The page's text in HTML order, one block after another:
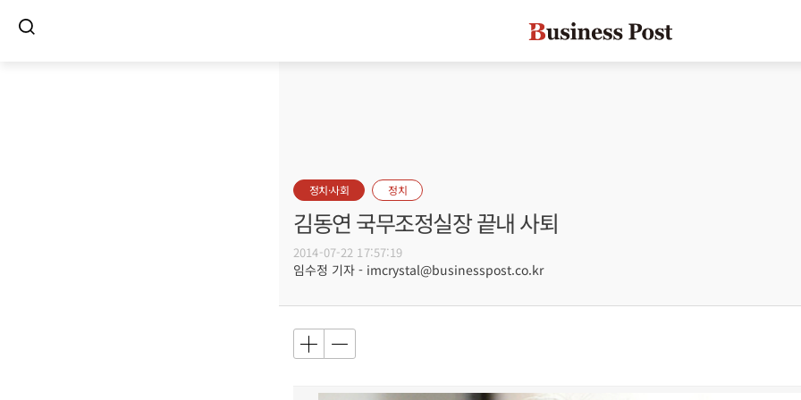
정치·사회 정치
김동연 국무조정실장 끝내 사퇴
2014-07-22 17:57:19
임수정 기자 - imcrystal@businesspost.co.kr